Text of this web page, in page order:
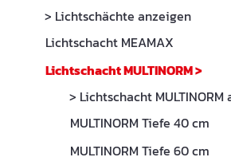
> Lichtschächte anzeigen
Lichtschacht MEAMAX
Lichtschacht MULTINORM>
> Lichtschacht
MULTINORM Tiefe 40 cm
MULTINORM Tiefe 60 cm